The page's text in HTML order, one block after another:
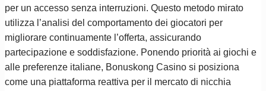
per un accesso senza interruzioni. Questo metodo mirato
utilizza l’analisi del comportamento dei giocatori per
migliorare continuamente l’offerta, assicurando
partecipazione e soddisfazione. Ponendo priorità ai giochi e
alle preferenze italiane, Bonuskong Casino si posiziona
come una piattaforma reattiva per il mercato di nicchia